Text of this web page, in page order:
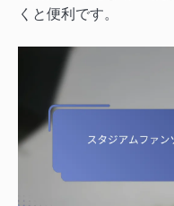
くと便利です。